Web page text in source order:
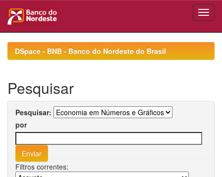
navigationDSpace - BNB - Banco do Nordeste do Brasil
Pesquisar
Pesquisar:
por
Filtros correntes: